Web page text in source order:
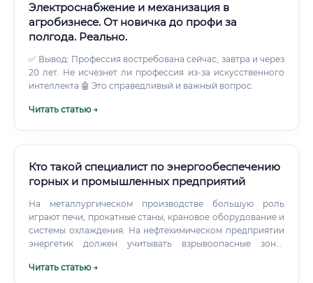
Электроснабжение и механизация в
агробизнесе. От новичка до профи за
полгода. Реально.
✅ Вывод: Профессия востребована сейчас, завтра и через
20 лет. Не исчезнет ли профессия из-за искусственного
интеллекта 🤖 Это справедливый и важный вопрос.
Читать статью →
Кто такой специалист по энергообеспечению
горных и промышленных предприятий
На металлургическом производстве большую роль
играют печи, прокатные станы, крановое оборудование и
системы охлаждения. На нефтехимическом предприятии
энергетик должен учитывать взрывоопасные зоны,
бесперебойности питания.
Читать статью →